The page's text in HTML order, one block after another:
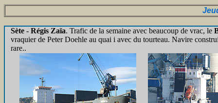
Sète - Régis Zaïa. Trafic de la semaine avec beaucoup de vrac, le
vraquier de Peter Doehle au quai i avec du tourteau. Navire
rare..